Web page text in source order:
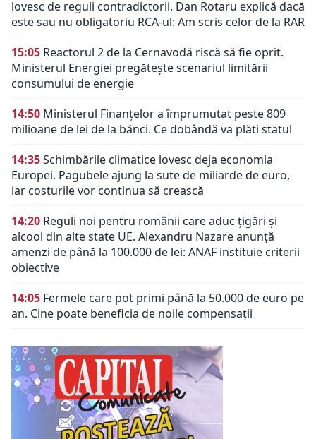
lovesc de reguli contradictorii. Dan Rotaru explică dacă
este sau nu obligatoriu RCA-ul: Am scris celor de la RAR
15:05 Reactorul 2 de la Cernavodă riscă să fie oprit.
Ministerul Energiei pregătește scenariul limitării
consumului de energie
14:50 Ministerul Finanțelor a împrumutat peste 809
milioane de lei de la bănci. Ce dobândă va plăti statul
14:35Schimbările climatice lovesc deja economia
Europei. Pagubele ajung la sute de miliarde de euro,
iar costurile vor continua să crească
14:20 Reguli noi pentru românii care aduc țigări și
alcool din alte state UE. Alexandru Nazare anunță
amenzi de până la 100.000 de lei: ANAF instituie criterii
obiective
14:05 Fermele care pot primi până la 50.000 de euro pe
an. Cine poate beneficia de noile compensații